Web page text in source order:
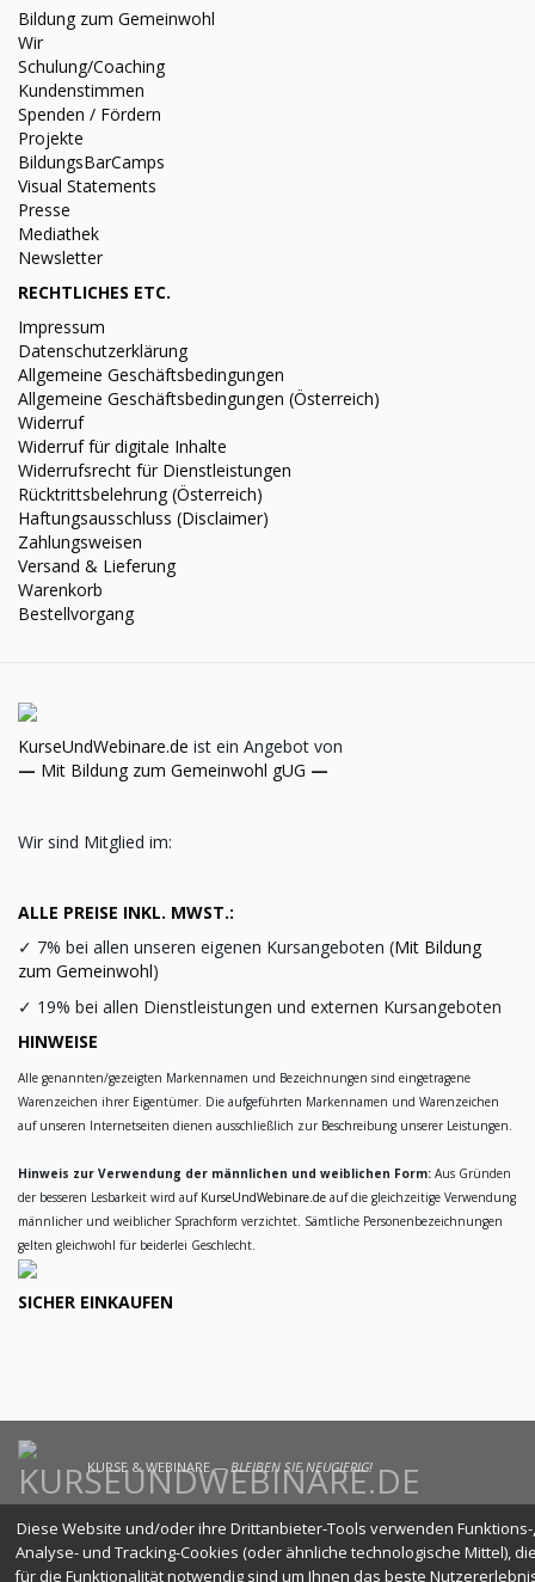
Bildung zum Gemeinwohl
Wir
Schulung/Coaching
Kundenstimmen
Spenden / Fördern
Projekte
BildungsBarCamps
Visual Statements
Presse
Mediathek
Newsletter
RECHTLICHES ETC.
Impressum
Datenschutzerklärung
Allgemeine Geschäftsbedingungen
Allgemeine Geschäftsbedingungen (Österreich)
Widerruf
Widerruf für digitale Inhalte
Widerrufsrecht für Dienstleistungen
Rücktrittsbelehrung (Österreich)
Haftungsausschluss (Disclaimer)
Zahlungsweisen
Versand & Lieferung
Warenkorb
Bestellvorgang
KurseUndWebinare.de ist ein Angebot von
— Mit Bildung zum Gemeinwohl gUG —
Wir sind Mitglied im:
ALLE PREISE INKL. MWST.:
✓ 7% bei allen unseren eigenen Kursangeboten (Mit Bildung
zum Gemeinwohl)
✓ 19% bei allen Dienstleistungen und externen Kursangeboten
HINWEISE
Alle genannten/gezeigten Markennamen und Bezeichnungen sind eingetragene
Warenzeichen ihrer Eigentümer. Die aufgeführten Markennamen und Warenzeichen
auf unseren Internetseiten dienen ausschließlich zur Beschreibung unserer Leistungen.
Hinweis zur Verwendung der männlichen und weiblichen Form: Aus Gründen
der besseren Lesbarkeit wird auf KurseUndWebinare.de auf die gleichzeitige Verwendung
männlicher und weiblicher Sprachform verzichtet. Sämtliche Personenbezeichnungen
gelten gleichwohl für beiderlei Geschlecht.
SICHER EINKAUFEN
KURSE & WEBINARE —BLEIBEN SIE NEUGIERIG!
Diese Website und/oder ihre Drittanbieter-Tools verwenden Funktions-,
Analyse- und Tracking-Cookies (oder ähnliche technologische Mittel),
für die Funktionalität notwendig sind um Ihnen das beste